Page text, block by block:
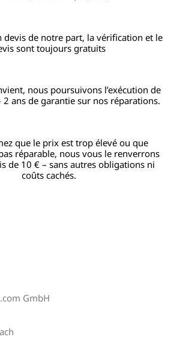
devis de notre part, la vérification et le
sont toujours gratuits
nous poursuivons l’exécution de
2 ans de garantie sur nos réparations.
que le prix est trop élevé ou que
pas réparable, nous vous le renverrons
de 10 € – sans autres obligations ni
coûts cachés.
GmbH